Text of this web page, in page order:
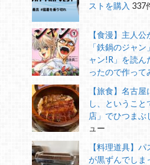
ストを購入 337
【食漫】主人
「鉄鍋のジャ
ャン!R」を読ん
ったので作って
【旅食】名古
し、ということ
店」でひつまぶ
ュー
【料理道具】
が黒ずんでしま